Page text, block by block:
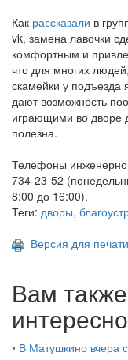
Как рассказали в
vk, замена лавочки
комфортным и
что для многих
скамейки у подъезда
дают возможность
играющими во дворе
полезна.
Телефоны
734-23-52
8:00 до 16:00).
Теги: дворы,
Версия для печати
Вам
• В Матушкино вчера